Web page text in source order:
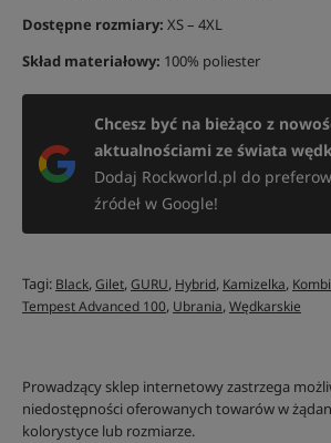
Dostępne rozmiary: XS – 4XL
Skład materiałowy: 100% poliester
Chcesz być na bieżąco z
aktualnościami ze świata
Dodaj Rockworld.pl do
źródeł w Google!
Tagi: Black,Gilet,GURU, Hybrid, Kamizelka,
Tempest Advanced 100, Ubrania,Wędkarskie
Prowadzący sklep internetowy zastrzega
niedostępności oferowanych towarów w
kolorystyce lub rozmiarze.